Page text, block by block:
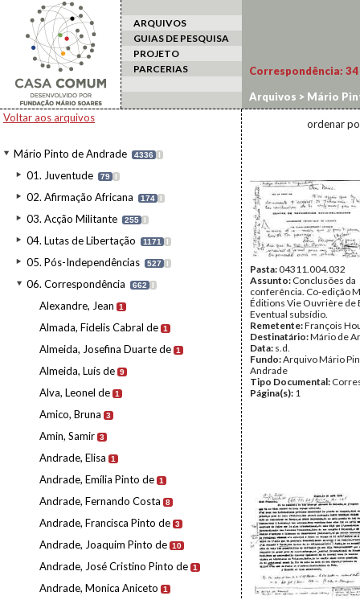
ARQUIVOS
GUIAS DE PESQUISA
PROJETO
PARCERIAS
Voltar aos arquivos
Mário Pinto de Andrade 4336 I
01. Juventude 79 I
02. Afirmação Africana 174 I
03. Acção Militante 255 I
04. Lutas de Libertação 1171 I
05. Pós-Independências 527 I
06. Correspondência 662 I
Alexandre, Jean 1
Almada, Fidelis Cabral de 1
Almeida, Josefina Duarte de 1
Almeida, Luís de 9
Alva, Leonel de 1
Amico, Bruna 3
Amin, Samir 3
Andrade, Elisa 1
Andrade, Emília Pinto de 1
Andrade, Fernando Costa 8
Andrade, Francisca Pinto de 3
Andrade, Joaquim Pinto de 10
Andrade, José Cristino Pinto de 1
Andrade, Monica Aniceto 1
Correspondência: 34
Arquivos > Mário
ordenar
Pasta:04311.004.032
Assunto: Conclusões da
conferência. Co-edição
Éditions Vie Ouvrière de
Eventual subsídio.
Remetente:François
Destinatário:Mário de
Data: s.d.
Fundo:Arquivo Mário
Andrade
Tipo Documental:
Página(s): 1